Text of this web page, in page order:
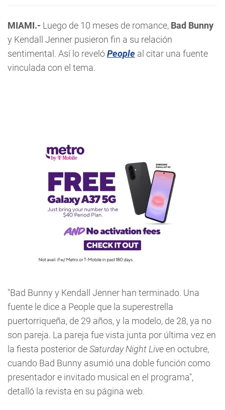
MIAMI.- Luego de 10 meses de romance, Bad Bunny
y Kendall Jenner pusieron fin a su relación
sentimental. Así lo revelóPeople al citar una fuente
vinculada con el tema.
"Bad Bunny y Kendall Jenner han terminado. Una
fuente le dice a People que la superestrella
puertorriqueña, de 29 años, y la modelo, de 28, ya no
son pareja. La pareja fue vista junta por última vez en
la fiesta posterior deSaturday Night Liveen octubre,
cuando Bad Bunny asumió una doble función como
presentador e invitado musical en el programa",
detalló la revista en su página web.